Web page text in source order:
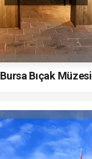
Bursa Bıçak Müzesi